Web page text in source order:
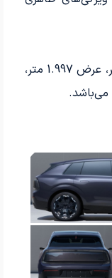
ابعاد آئودی E7X شامل طول 5.049 متر، عرض 1.997 متر،